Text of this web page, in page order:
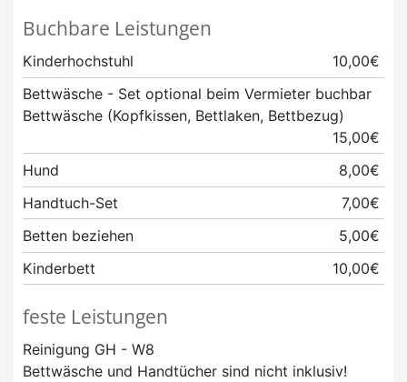
Buchbare Leistungen
Kinderhochstuhl
10,00€
Bettwäsche - Set optional beim Vermieter buchbar
Bettwäsche (Kopfkissen, Bettlaken, Bettbezug)
15,00€
Hund
8,00€
Handtuch-Set
7,00€
Betten beziehen
5,00€
Kinderbett
10,00€
feste Leistungen
Reinigung GH - W8
Bettwäsche und Handtücher sind nicht inklusiv!